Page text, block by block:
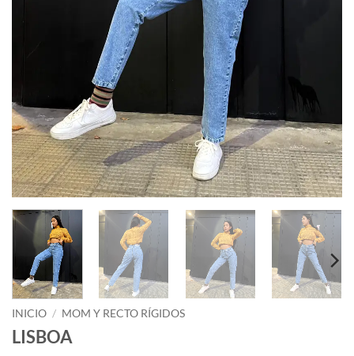
INICIO / MOM Y RECTO RÍGIDOS
LISBOA